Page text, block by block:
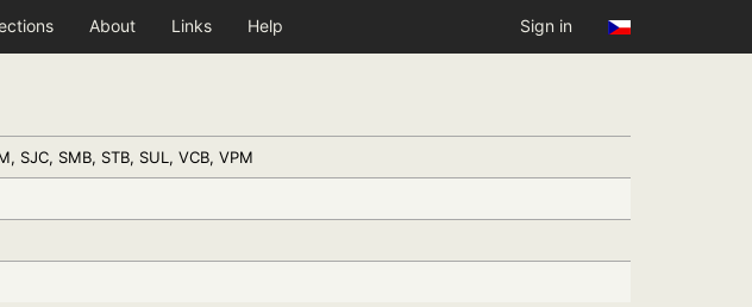
About Links Help Sign in
SJC, SMB, STB, SUL, VCB, VPM